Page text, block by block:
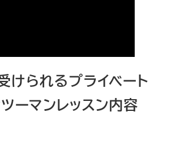
けられるプライベート
ツーマンレッスン内容